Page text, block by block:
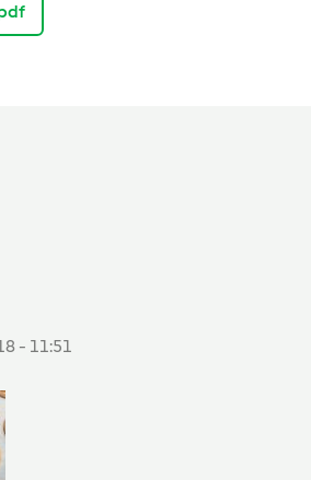
- 11:51